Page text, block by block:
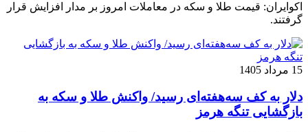
اکوایران: قیمت طلا و سکه در معاملات امروز بر مدار افزایش قرار
گرفتند.
15 مرداد 1405
دلار به کف سه‌هفته‌ای رسید/ واکنش طلا و سکه به
بازگشایی تنگه هرمز